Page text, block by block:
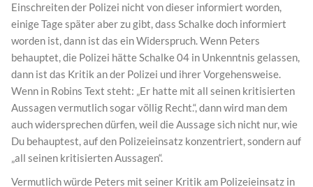
Einschreiten der Polizei nicht von dieser informiert worden,
einige Tage später aber zu gibt, dass Schalke doch informiert
worden ist, dann ist das ein Widerspruch. Wenn Peters
behauptet, die Polizei hätte Schalke 04 in Unkenntnis gelassen,
dann ist das Kritik an der Polizei und ihrer Vorgehensweise.
Wenn in Robins Text steht: „Er hatte mit all seinen kritisierten
Aussagen vermutlich sogar völlig Recht.“, dann wird man dem
auch widersprechen dürfen, weil die Aussage sich nicht nur, wie
Du behauptest, auf den Polizeieinsatz konzentriert, sondern auf
„all seinen kritisierten Aussagen“.
Vermutlich würde Peters mit seiner Kritik am Polizeieinsatz in